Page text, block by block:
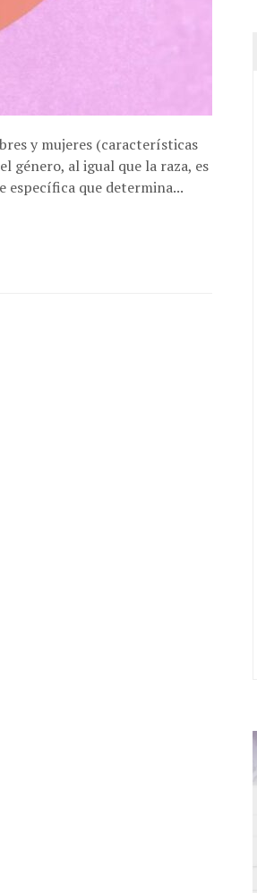
y mujeres (características
género, al igual que la raza, es
que determina...